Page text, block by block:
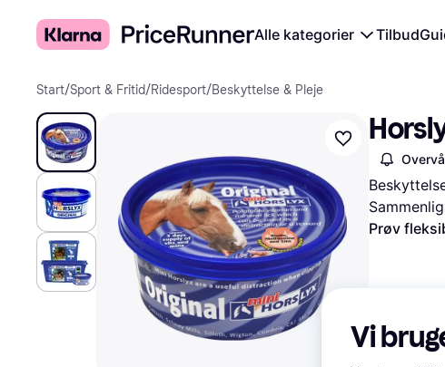
Alle kategorier Tilbud
Start/Sport & Fritid/Ridesport/Beskyttelse & Pleje
Prøv
Vi